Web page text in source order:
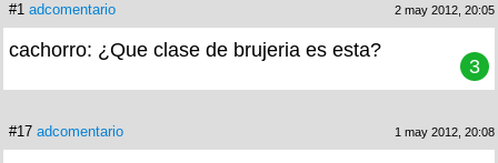
#1 adcomentario 2 may 2012, 20:05
cachorro: ¿Que clase de brujeria es esta?
3
#17 adcomentario 1 may 2012, 20:08